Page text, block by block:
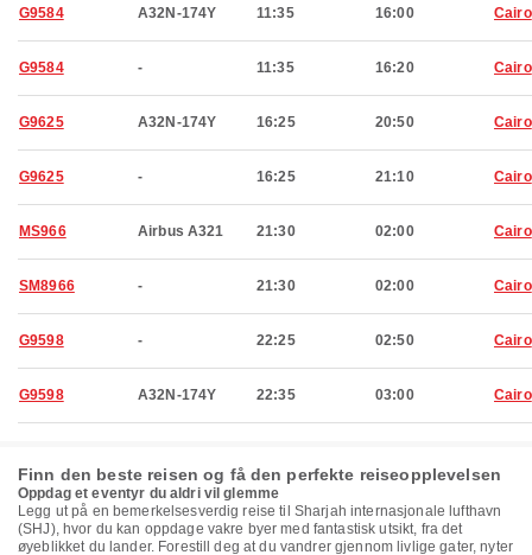
G9584 A32N-174Y 11:35 16:00 Cairo
G9584 - 11:35 16:20 Cairo
G9625 A32N-174Y 16:25 20:50 Cairo
G9625 - 16:25 21:10 Cairo
MS966 Airbus A321 21:30 02:00 Cairo
SM8966 - 21:30 02:00 Cairo
G9598 - 22:25 02:50 Cairo
G9598 A32N-174Y 22:35 03:00 Cairo
Finn den beste reisen og få den perfekte reiseopplevelsen
Oppdag et eventyr du aldri vil glemme
Legg ut på en bemerkelsesverdig reise til Sharjah internasjonale lufthavn
(SHJ), hvor du kan oppdage vakre byer med fantastisk utsikt, fra det
øyeblikket du lander. Forestill deg at du vandrer gjennom livlige gater, nyter